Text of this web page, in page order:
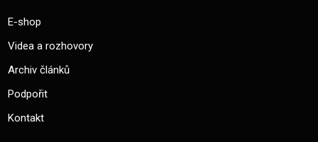
E-shop
Videa a rozhovory
Archiv článků
Podpořit
Kontakt